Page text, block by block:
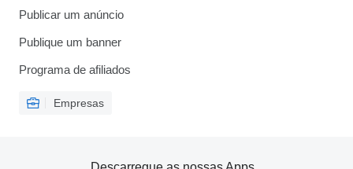
Publicar um anúncio
Publique um banner
Programa de afiliados
Empresas